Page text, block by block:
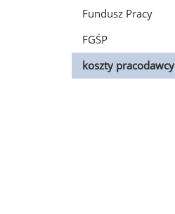
Fundusz Pracy
FGŚP
koszty pracodawcy